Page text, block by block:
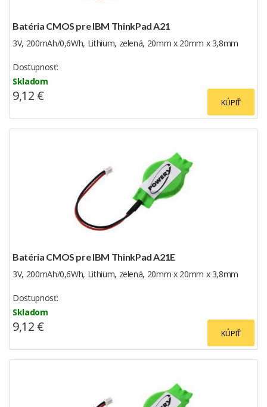
Batéria CMOS pre IBM ThinkPad A21
3V, 200mAh/0,6Wh, Lithium, zelená, 20mm x 20mm x 3,8mm
Dostupnosť:
Skladom
KÚPIŤ
9,12 €
Batéria CMOS pre IBM ThinkPad A21E
3V, 200mAh/0,6Wh, Lithium, zelená, 20mm x 20mm x 3,8mm
Dostupnosť:
Skladom
KÚPIŤ
9,12 €